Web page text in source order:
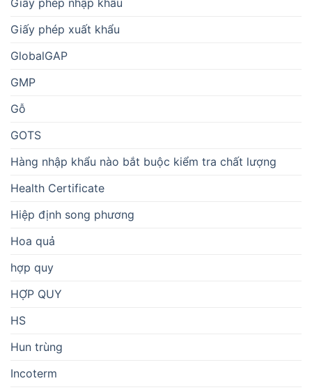
Giấy phép nhập khẩu
Giấy phép xuất khẩu
GlobalGAP
GMP
Gỗ
GOTS
Hàng nhập khẩu nào bắt buộc kiểm tra chất lượng
Health Certificate
Hiệp định song phương
Hoa quả
hợp quy
HỢP QUY
HS
Hun trùng
Incoterm